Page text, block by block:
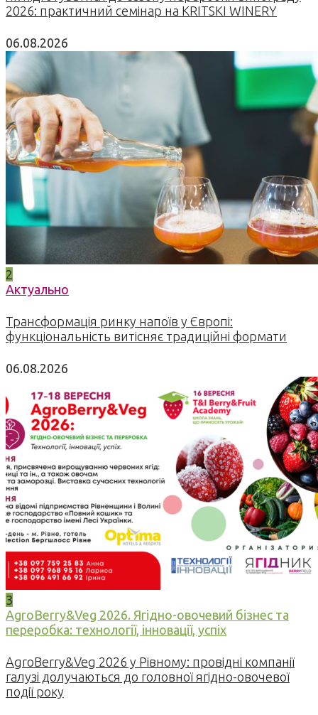
2026: практичний семінар на KRITSKI WINERY
06.08.2026
2
Актуально
Трансформація ринку напоїв у Європі:
функціональність витісняє традиційні формати
06.08.2026
3
AgroBerry&Veg 2026. Ягідно-овочевий бізнес та
переробка: технології, інновації, успіх
AgroBerry&Veg 2026 у Рівному: провідні компанії
галузі долучаються до головної ягідно-овочевої
події року